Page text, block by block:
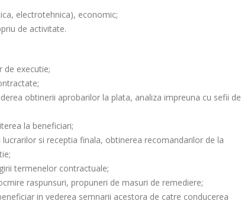
electrotehnica), economic;
de activitate.
de executie;
obtinerii aprobarilor la plata, analiza impreuna cu sefii de
la beneficiari;
si receptia finala, obtinerea recomandarilor de la
termenelor contractuale;
raspunsuri, propuneri de masuri de remediere;
in vederea semnarii acestora de catre conducerea